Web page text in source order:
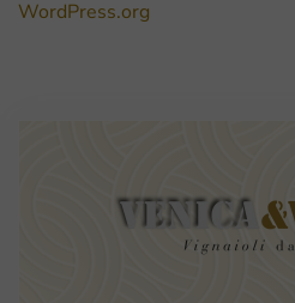
WordPress.org